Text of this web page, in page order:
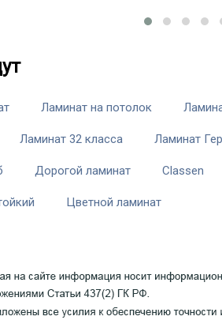
Ламинат на потолок
Ламинат 32 класса Ламинат
Дорогой ламинат Classen
Цветной ламинат